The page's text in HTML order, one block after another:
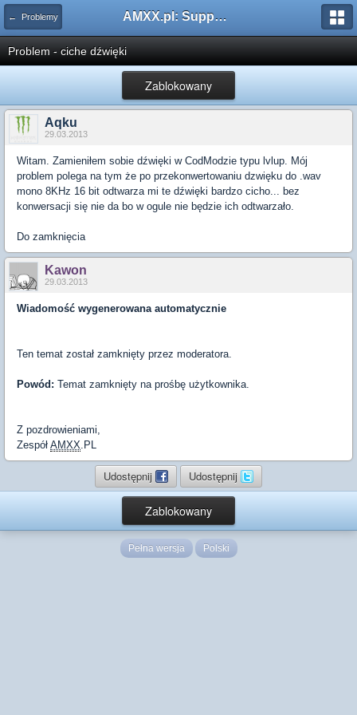
← Problemy AMXX.pl: Support AMX Mod X i SourceMod
Problem - ciche dźwięki
Zablokowany
Aqku
29.03.2013
Witam. Zamieniłem sobie dźwięki w CodModzie typu lvlup. Mój
problem polega na tym że po przekonwertowaniu dzwięku do .wav
mono 8KHz 16 bit odtwarza mi te dźwięki bardzo cicho... bez
konwersacji się nie da bo w ogule nie będzie ich odtwarzało.
Do zamknięcia
Kawon
29.03.2013
Wiadomość wygenerowana automatycznie
Ten temat został zamknięty przez moderatora.
Powód: Temat zamknięty na prośbę użytkownika.
Z pozdrowieniami,
Zespół AMXX.PL
Udostępnij Udostępnij
Zablokowany
Pełna wersja Polski